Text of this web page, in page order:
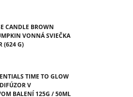
CANDLE BROWN
VONNÁ SVIEČKA
(624 G)
TIME TO GLOW
V
BALENÍ 125G / 50ML